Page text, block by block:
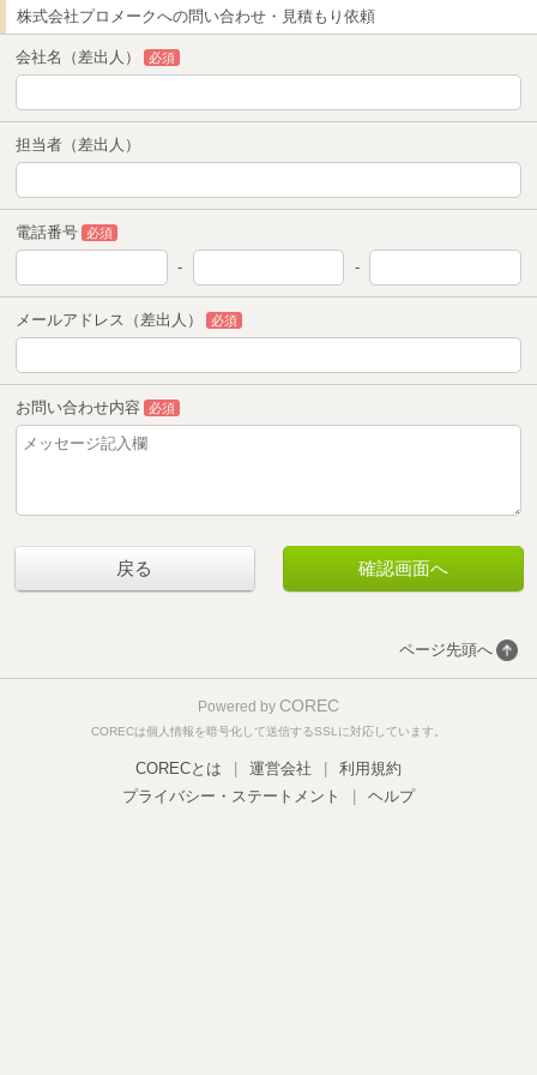
株式会社プロメークへの問い合わせ・見積もり依頼
会社名（差出人） 必須
担当者（差出人）
電話番号 必須
- -
メールアドレス（差出人） 必須
お問い合わせ内容 必須
戻る
ページ先頭へ
Powered by COREC
CORECは個人情報を暗号化して送信するSSLに対応しています。
CORECとは 運営会社
利用規約
プライバシー・ステートメント
ヘルプ